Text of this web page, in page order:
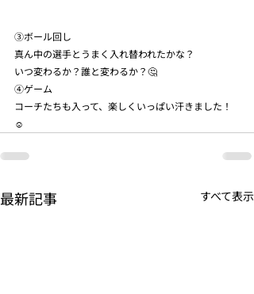
③ボール回し
真ん中の選手とうまく入れ替われたかな？
いつ変わるか？誰と変わるか？🤔
④ゲーム
コーチたちも入って、楽しくいっぱい汗きました！
☺️
最新記事 すべて表示